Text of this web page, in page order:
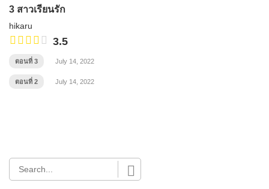
3 สาวเรียนรัก
hikaru
3.5
ตอนที่ 3 July 14, 2022
ตอนที่ 2 July 14, 2022